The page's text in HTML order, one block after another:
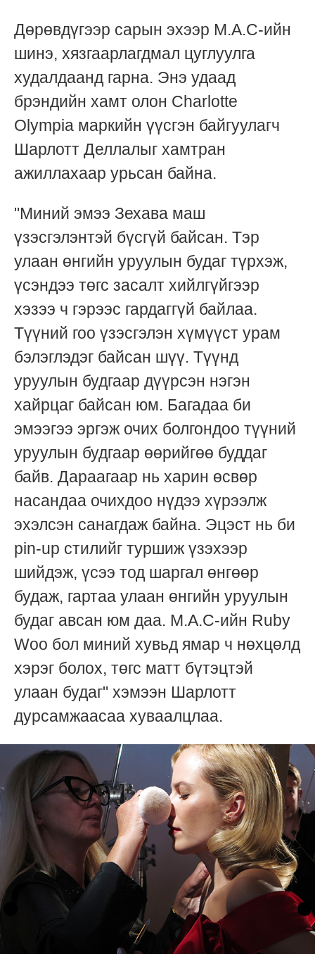
Дөрөвдүгээр сарын эхээр M.A.C-ийн
шинэ, хязгаарлагдмал цуглуулга
худалдаанд гарна. Энэ удаад
брэндийн хамт олон Charlotte
Olympia маркийн үүсгэн байгуулагч
Шарлотт Деллалыг хамтран
ажиллахаар урьсан байна.
"Миний эмээ Зехава маш
үзэсгэлэнтэй бүсгүй байсан. Тэр
улаан өнгийн уруулын будаг түрхэж,
үсэндээ төгс засалт хийлгүйгээр
хэзээ ч гэрээс гардаггүй байлаа.
Түүний гоо үзэсгэлэн хүмүүст урам
бэлэглэдэг байсан шүү. Түүнд
уруулын будгаар дүүрсэн нэгэн
хайрцаг байсан юм. Багадаа би
эмээгээ эргэж очих болгондоо түүний
уруулын будгаар өөрийгөө буддаг
байв. Дараагаар нь харин өсвөр
насандаа очихдоо нүдээ хүрээлж
эхэлсэн санагдаж байна. Эцэст нь би
pin-up стилийг туршиж үзэхээр
шийдэж, үсээ тод шаргал өнгөөр
будаж, гартаа улаан өнгийн уруулын
будаг авсан юм даа. M.A.C-ийн Ruby
Woo бол миний хувьд ямар ч нөхцөлд
хэрэг болох, төгс матт бүтэцтэй
улаан будаг" хэмээн Шарлотт
дурсамжаасаа хуваалцлаа.